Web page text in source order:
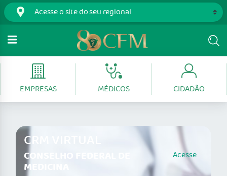
EMPRESAS MÉDICOS CIDADÃO
CRM VIRTUAL
CONSELHO FEDERAL DE
MEDICINA
Acesse